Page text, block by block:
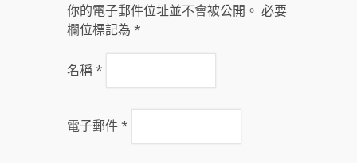
你的電子郵件位址並不會被公開。 必要
欄位標記為 *
名稱*
電子郵件*